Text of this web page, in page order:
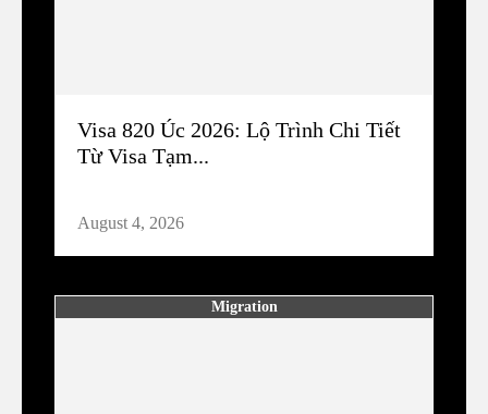
Visa 820 Úc 2026: Lộ Trình Chi Tiết
Từ Visa Tạm...
August 4, 2026
Migration